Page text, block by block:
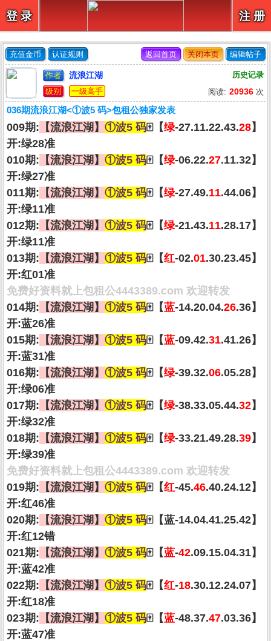
注 册
登 录
充值金币 认证规则 返回首页 关闭本页 编辑帖子
作者 流浪江湖
历史记录
级别
一级高手 阅读: 20936次
036期流浪江湖<①波5 码>包租公独家发表
009期: 【流浪江湖】 ①波5 码🀄【绿-27.11.22.43.28】
开:绿28准
010期: 【流浪江湖】 ①波5 码🀄【绿-06.22.27.11.32】
开:绿27准
011期: 【流浪江湖】 ①波5 码🀄【绿-27.49.11.44.06】
开:绿11准
012期: 【流浪江湖】 ①波5 码🀄【绿-21.43.11.28.17】
开:绿11准
013期: 【流浪江湖】 ①波5 码🀄【红-02.01.30.23.45】
开:红01准
免费好资料就上包租公4443389.com 欢迎转发
014期: 【流浪江湖】 ①波5 码🀄【蓝-14.20.04.26.36】
开:蓝26准
015期: 【流浪江湖】 ①波5 码🀄【蓝-09.42.31.41.26】
开:蓝31准
016期: 【流浪江湖】 ①波5 码🀄【绿-39.32.06.05.28】
开:绿06准
017期: 【流浪江湖】 ①波5 码🀄【绿-38.33.05.44.32】
开:绿32准
018期: 【流浪江湖】 ①波5 码🀄【绿-33.21.49.28.39】
开:绿39准
免费好资料就上包租公4443389.com 欢迎转发
019期: 【流浪江湖】 ①波5 码🀄【红-45.46.40.24.12】
开:红46准
020期: 【流浪江湖】 ①波5 码🀄【蓝-14.04.41.25.42】
开:红12错
021期: 【流浪江湖】 ①波5 码🀄【蓝-42.09.15.04.31】
开:蓝42准
022期: 【流浪江湖】 ①波5 码🀄【红-18.30.12.24.07】
开:红18准
023期: 【流浪江湖】 ①波5 码🀄【蓝-48.37.47.03.36】
开:蓝47准